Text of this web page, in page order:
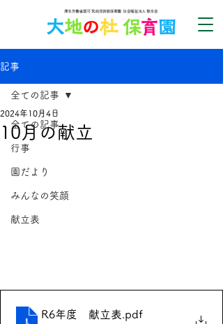
記事
全ての記事
行事
園だより
みんなの笑顔
献立表
全ての記事
10月の献立
2024年10月4日
R6年度 献立表 .pdf